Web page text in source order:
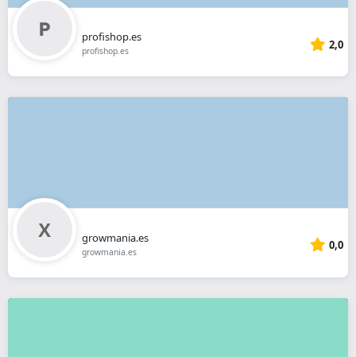
profishop.es
profishop.es 2,0
growmania.es
growmania.es 0,0